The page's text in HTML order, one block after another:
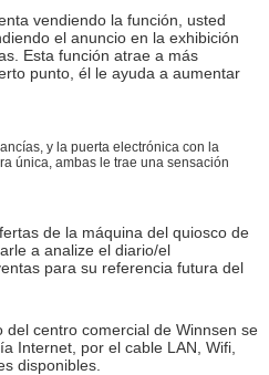
vendiendo la función, usted
el anuncio en la exhibición
Esta función atrae a más
punto, él le ayuda a aumentar
y la puerta electrónica con la
única, ambas le trae una sensación
de la máquina del quiosco de
a analize el diario/el
para su referencia futura del
del centro comercial de Winnsen se
Internet, por el cable LAN, Wifi,
disponibles.